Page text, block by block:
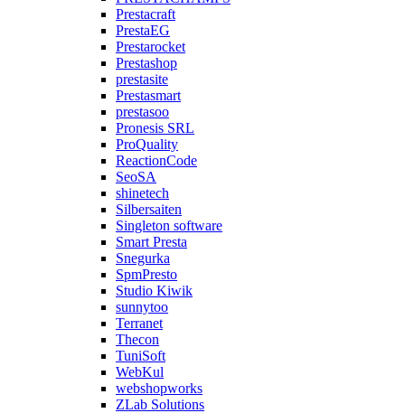
Prestacraft
PrestaEG
Prestarocket
Prestashop
prestasite
Prestasmart
prestasoo
Pronesis SRL
ProQuality
ReactionCode
SeoSA
shinetech
Silbersaiten
Singleton software
Smart Presta
Snegurka
SpmPresto
Studio Kiwik
sunnytoo
Terranet
Thecon
TuniSoft
WebKul
webshopworks
ZLab Solutions